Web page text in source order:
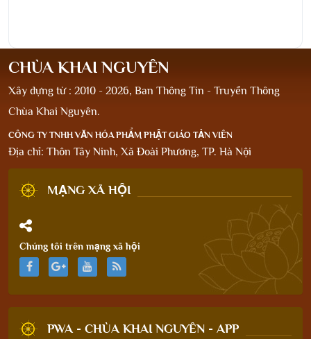
CHÙA KHAI NGUYÊN
Xây dựng từ : 2010 - 2026, Ban Thông Tin - Truyền Thông
Chùa Khai Nguyên.
CÔNG TY TNHH VĂN HÓA PHẨM PHẬT GIÁO TẢN VIÊN
Địa chỉ: Thôn Tây Ninh, Xã Đoài Phương, TP. Hà Nội
MẠNG XÃ HỘI
Chúng tôi trên mạng xã hội
PWA - CHÙA KHAI NGUYÊN - APP